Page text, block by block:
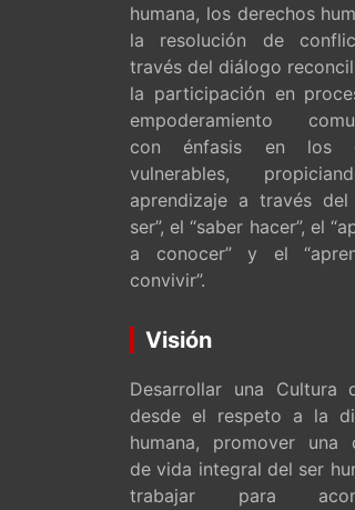
humana, los derechos
la resolución de
través del diálogo
la participación en
empoderamiento
con énfasis en los
vulnerables,
aprendizaje a través del
ser”, el “saber hacer”, el
a conocer” y el
convivir”.
Visión
Desarrollar una Cultura
desde el respeto a la
humana, promover una
de vida integral del ser
trabajar para